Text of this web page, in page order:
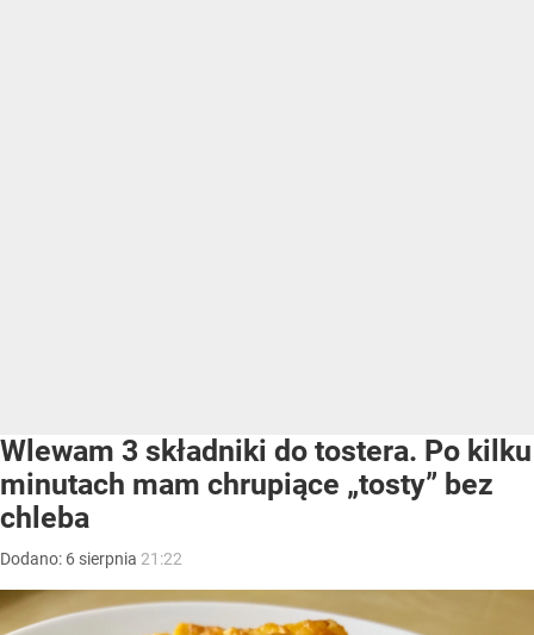
Wlewam 3 składniki do tostera. Po kilku
minutach mam chrupiące „tosty” bez
chleba
Dodano: 6 sierpnia 21:22